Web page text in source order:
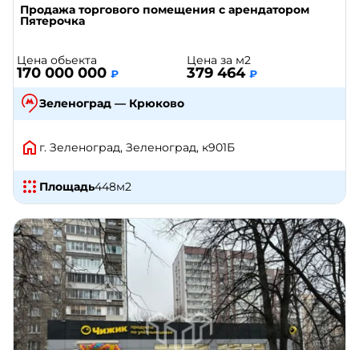
Продажа торгового помещения с арендатором
Пятерочка
Цена обьекта
170 000 000 ₽
Цена за м2
379 464 ₽
Зеленоград — Крюково
г. Зеленоград, Зеленоград, к901Б
Площадь448м2